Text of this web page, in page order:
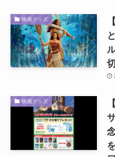
映画グッズ
映画グッズ